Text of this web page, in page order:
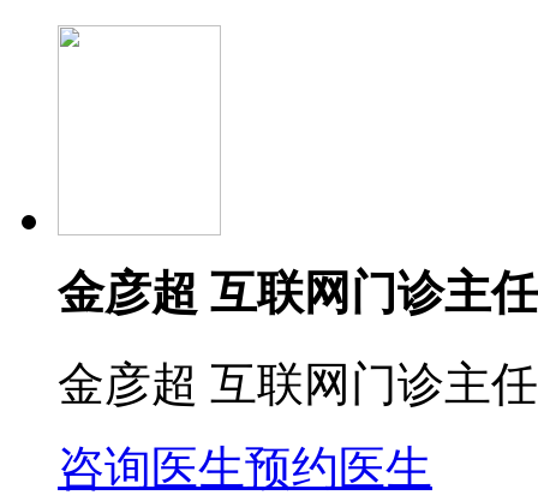
金彦超 互联网门诊主任
金彦超 互联网门诊主
咨询医生预约医生